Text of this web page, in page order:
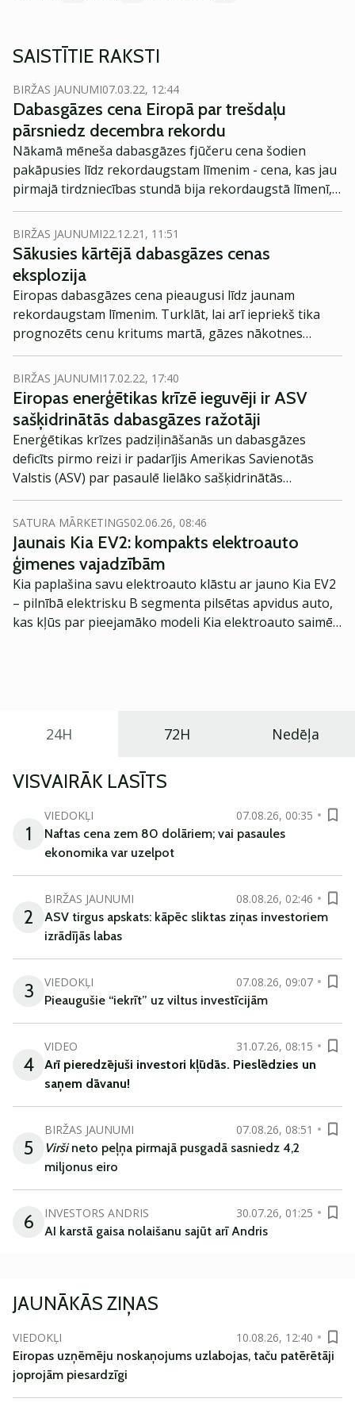
SAISTĪTIE RAKSTI
BIRŽAS JAUNUMI07.03.22, 12:44
Dabasgāzes cena Eiropā par trešdaļu
pārsniedz decembra rekordu
Nākamā mēneša dabasgāzes fjūčeru cena šodien
pakāpusies līdz rekordaugstam līmenim - cena, kas jau
pirmajā tirdzniecības stundā bija rekordaugstā līmenī,
pieauga vēl par teju 40%.
BIRŽAS JAUNUMI22.12.21, 11:51
Sākusies kārtējā dabasgāzes cenas
eksplozija
Eiropas dabasgāzes cena pieaugusi līdz jaunam
rekordaugstam līmenim. Turklāt, lai arī iepriekš tika
prognozēts cenu kritums martā, gāzes nākotnes
piegāžu līgumu cenu izmaiņas liecina, ka gāzes cena
var saglabāties augsta.
BIRŽAS JAUNUMI17.02.22, 17:40
Eiropas enerģētikas krīzē ieguvēji ir ASV
sašķidrinātās dabasgāzes ražotāji
Enerģētikas krīzes padziļināšanās un dabasgāzes
deficīts pirmo reizi ir padarījis Amerikas Savienotās
Valstis (ASV) par pasaulē lielāko sašķidrinātās
dabasgāzes eksportētāju.
SATURA MĀRKETINGS02.06.26, 08:46
Jaunais Kia EV2: kompakts elektroauto
ģimenes vajadzībām
Kia paplašina savu elektroauto klāstu ar jauno Kia EV2
– pilnībā elektrisku B segmenta pilsētas apvidus auto,
kas kļūs par pieejamāko modeli Kia elektroauto saimē
24H 72H Nedēļa
VISVAIRĀK LASĪTS
1
VIEDOKĻI
07.08.26, 00:35
Naftas cena zem 80 dolāriem; vai pasaules
ekonomika var uzelpot
2
BIRŽAS JAUNUMI
08.08.26, 02:46
ASV tirgus apskats: kāpēc sliktas ziņas investoriem
izrādījās labas
3 VIEDOKĻI
07.08.26, 09:07
Pieaugušie “iekrīt” uz viltus investīcijām
4
VIDEO
31.07.26, 08:15
Arī pieredzējuši investori kļūdās. Pieslēdzies un
saņem dāvanu!
5
BIRŽAS JAUNUMI
07.08.26, 08:51
Viršineto peļņa pirmajā pusgadā sasniedz 4,2
miljonus eiro
6 INVESTORS ANDRIS
30.07.26, 01:25
AI karstā gaisa nolaišanu sajūt arī Andris
JAUNĀKĀS ZIŅAS
VIEDOKĻI
10.08.26, 12:40
Eiropas uzņēmēju noskaņojums uzlabojas, taču patērētāji
joprojām piesardzīgi